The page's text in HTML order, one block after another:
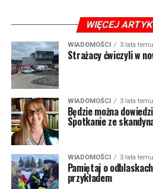
WIĘCEJ
WIADOMOŚCI 3 lata temu
Strażacy ćwiczyli w
WIADOMOŚCI 3 lata temu
Będzie można
Spotkanie ze
WIADOMOŚCI 3 lata temu
Pamiętaj o
przykładem